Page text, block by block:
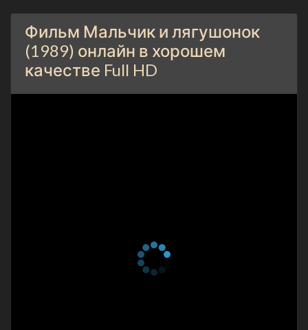
Фильм Мальчик и лягушонок
(1989) онлайн в хорошем
качестве Full HD